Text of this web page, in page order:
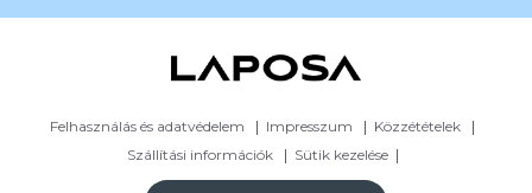
Felhasználás és adatvédelem Impresszum
Közzétételek
Szállítási információk
Sütik kezelése